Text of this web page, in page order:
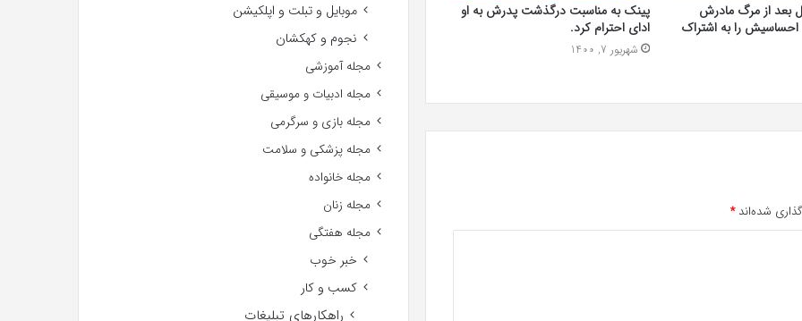
لورد 4 سال بعد از مرگ مادرش
احساسیش را به اشتراک
پینک به مناسبت درگذشت پدرش به او
ادای احترام کرد.
شهریور 7, 1400
شده‌اند*
موبایل و تبلت و اپلکیشن
نجوم و کهکشان
مجله آموزشی
مجله ادبیات و موسیقی
مجله بازی و سرگرمی
مجله پزشکی و سلامت
مجله خانواده
مجله زنان
مجله هفتگی
خبر خوب
کسب و کار
راهکارهای تبلیغات